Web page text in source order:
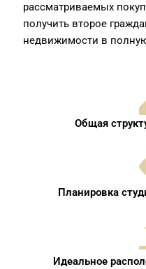
рассматриваемых
получить второе
недвижимости в
Общая
Планировка
Идеальное